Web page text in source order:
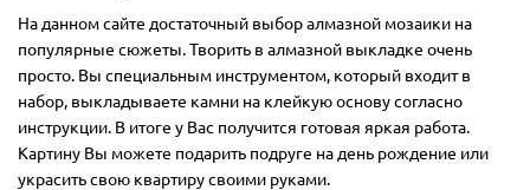
На данном сайте достаточный выбор алмазной мозаики на
популярные сюжеты. Творить в алмазной выкладке очень
просто. Вы специальным инструментом, который входит в
набор, выкладываете камни на клейкую основу согласно
инструкции. В итоге у Вас получится готовая яркая работа.
Картину Вы можете подарить подруге на день рождение или
украсить свою квартиру своими руками.